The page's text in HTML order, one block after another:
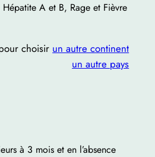
A et B, Rage et Fièvre
choisir un autre continent
un autre pays
à 3 mois et en l’absence